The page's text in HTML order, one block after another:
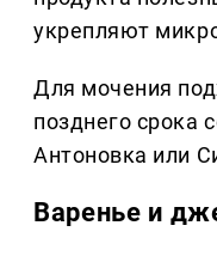
укрепляют
Для мочения
позднего срока
Антоновка или
Варенье и